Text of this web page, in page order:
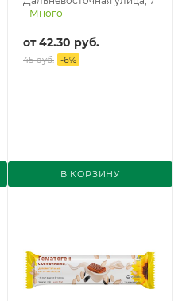
- Много
от42.30 руб.
45 руб. -6%
В КОРЗИНУ